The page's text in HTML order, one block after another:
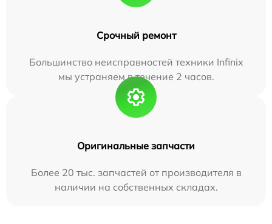
Срочный ремонт
Большинство неисправностей техники Infinix
мы устраняем в течение 2 часов.
Оригинальные запчасти
Более 20 тыс. запчастей от производителя в
наличии на собственных складах.